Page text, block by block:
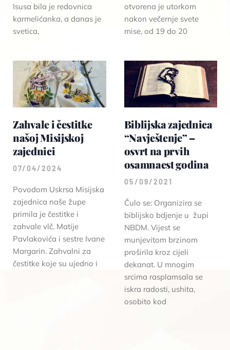
Isusa bila je redovnica
karmelićanka, a danas je
svetica,
otvorena je utorkom
nakon večernje svete
mise, od 19 do 20
Zahvale i čestitke
našoj Misijskoj
zajednici
07/04/2024
Povodom Uskrsa Misijska
zajednica naše župe
primila je čestitke i
zahvale vlč. Matije
Pavlakovića i sestre Ivane
Margarin. Zahvalni za
čestitke koje su ujedno i
Biblijska zajednica
“Navještenje” –
osvrt na prvih
osamnaest godina
05/09/2021
Čulo se: Organizira se
biblijsko bdjenje u župi
NBDM. Vijest se
munjevitom brzinom
proširila kroz cijeli
dekanat. U mnogim
srcima rasplamsala se
iskra radosti, ushita,
osobito kod